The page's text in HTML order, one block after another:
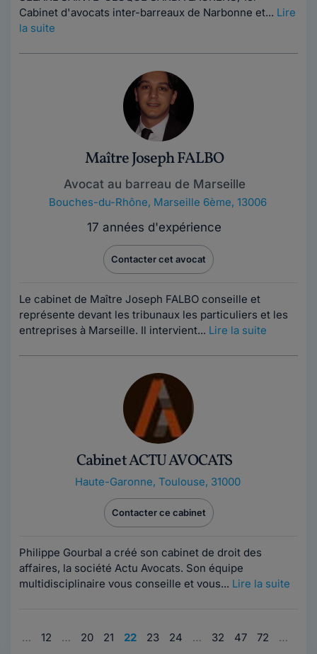
Cabinet d'avocats inter-barreaux de Narbonne et... Lire
la suite
Maître Joseph FALBO
Avocat au barreau de Marseille
Bouches-du-Rhône, Marseille 6ème, 13006
17 années d'expérience
Contacter cet avocat
Le cabinet de Maître Joseph FALBO conseille et
représente devant les tribunaux les particuliers et les
entreprises à Marseille. Il intervient... Lire la suite
Cabinet ACTU AVOCATS
Haute-Garonne, Toulouse, 31000
Contacter ce cabinet
Philippe Gourbal a créé son cabinet de droit des
affaires, la société Actu Avocats. Son équipe
multidisciplinaire vous conseille et vous... Lire la suite
… 12 … 20 21 22 23 24 … 32 47 72 …